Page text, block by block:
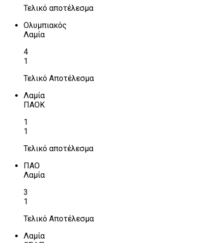
Τελικό αποτέλεσμα
Ολυμπιακός
Λαμία
4
1
Τελικό Αποτέλεσμα
Λαμία
ΠΑΟΚ
1
1
Τελικό αποτέλεσμα
ΠΑΟ
Λαμία
3
1
Τελικό Αποτέλεσμα
Λαμία